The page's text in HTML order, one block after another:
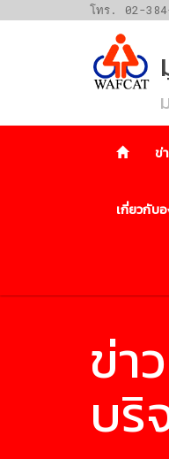
โทร. 02-
ข่
เกี่ยวกับ
ข่า
บริ